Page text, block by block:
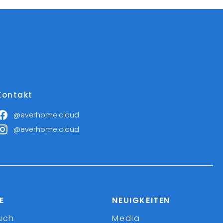
@everhome.cloud
@everhome.cloud
NEUIGKEITEN
Media